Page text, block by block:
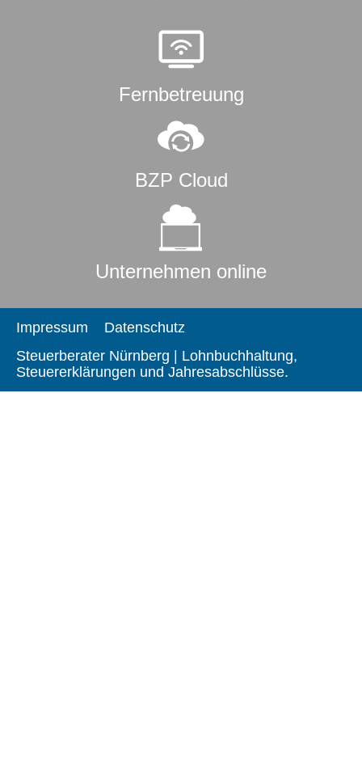
Fernbetreuung
BZP Cloud
Unternehmen online
Impressum
Datenschutz
Steuerberater Nürnberg | Lohnbuchhaltung,
Steuererklärungen und Jahresabschlüsse.